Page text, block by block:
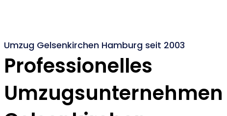
Umzug Gelsenkirchen Hamburg seit 2003
Professionelles